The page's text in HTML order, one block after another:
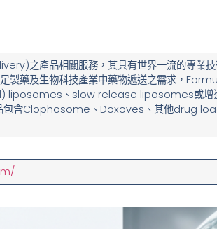
之產品相關服務，其具有世界一流的專業
製藥及生物科技產業中藥物遞送之需求，
、slow release liposomes或增
包含Clophosome、Doxoves、其他drug